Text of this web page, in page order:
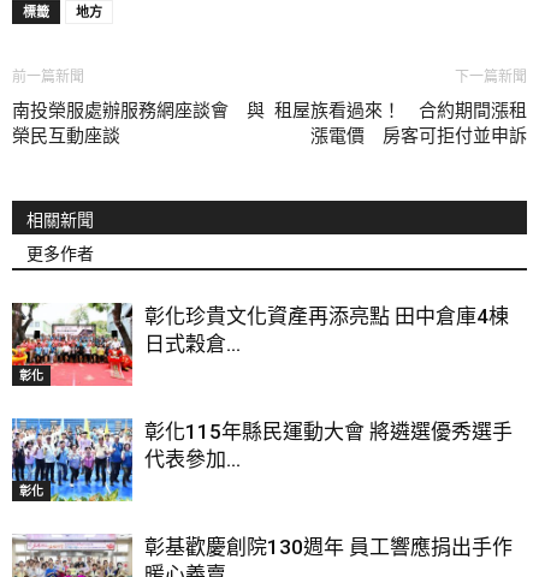
標籤 地方
前一篇新聞
南投榮服處辦服務網座談會 與
榮民互動座談
下一篇新聞
租屋族看過來！ 合約期間漲租
漲電價 房客可拒付並申訴
相關新聞
更多作者
彰化
彰化珍貴文化資產再添亮點 田中倉庫4棟
日式穀倉...
彰化
彰化115年縣民運動大會 將遴選優秀選手
代表參加...
彰基歡慶創院130週年 員工響應捐出手作